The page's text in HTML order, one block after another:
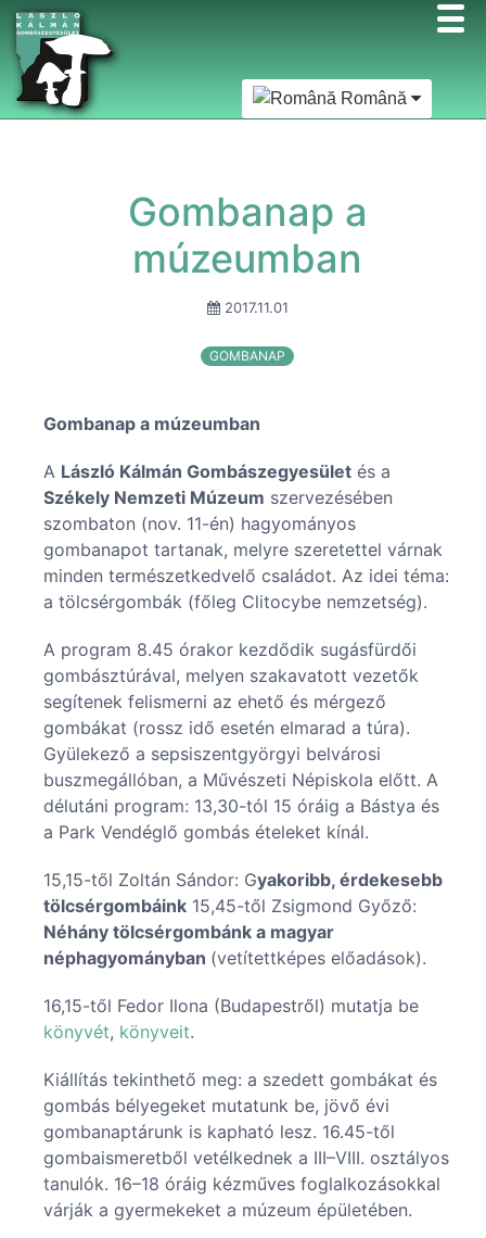
Română
Gombanap a
múzeumban
2017.11.01
GOMBANAP
Gombanap a múzeumban
A László Kálmán Gombászegyesület és a
Székely Nemzeti Múzeum szervezésében
szombaton (nov. 11-én) hagyományos
gombanapot tartanak, melyre szeretettel várnak
minden természetkedvelő családot. Az idei téma:
a tölcsérgombák (főleg Clitocybe nemzetség).
A program 8.45 órakor kezdődik sugásfürdői
gombásztúrával, melyen szakavatott vezetők
segítenek felismerni az ehető és mérgező
gombákat (rossz idő esetén elmarad a túra).
Gyülekező a sepsiszentgyörgyi belvárosi
buszmegállóban, a Művészeti Népiskola előtt. A
délutáni program: 13,30-tól 15 óráig a Bástya és
a Park Vendéglő gombás ételeket kínál.
15,15-től Zoltán Sándor: Gyakoribb, érdekesebb
tölcsérgombáink 15,45-től Zsigmond Győző:
Néhány tölcsérgombánk a magyar
néphagyományban (vetítettképes előadások).
16,15-től Fedor Ilona (Budapestről) mutatja be
könyvét, könyveit.
Kiállítás tekinthető meg: a szedett gombákat és
gombás bélyegeket mutatunk be, jövő évi
gombanaptárunk is kapható lesz. 16.45-től
gombaismeretből vetélkednek a III–VIII. osztályos
tanulók. 16–18 óráig kézműves foglalkozásokkal
várják a gyermekeket a múzeum épületében.